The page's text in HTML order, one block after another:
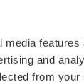
and
from